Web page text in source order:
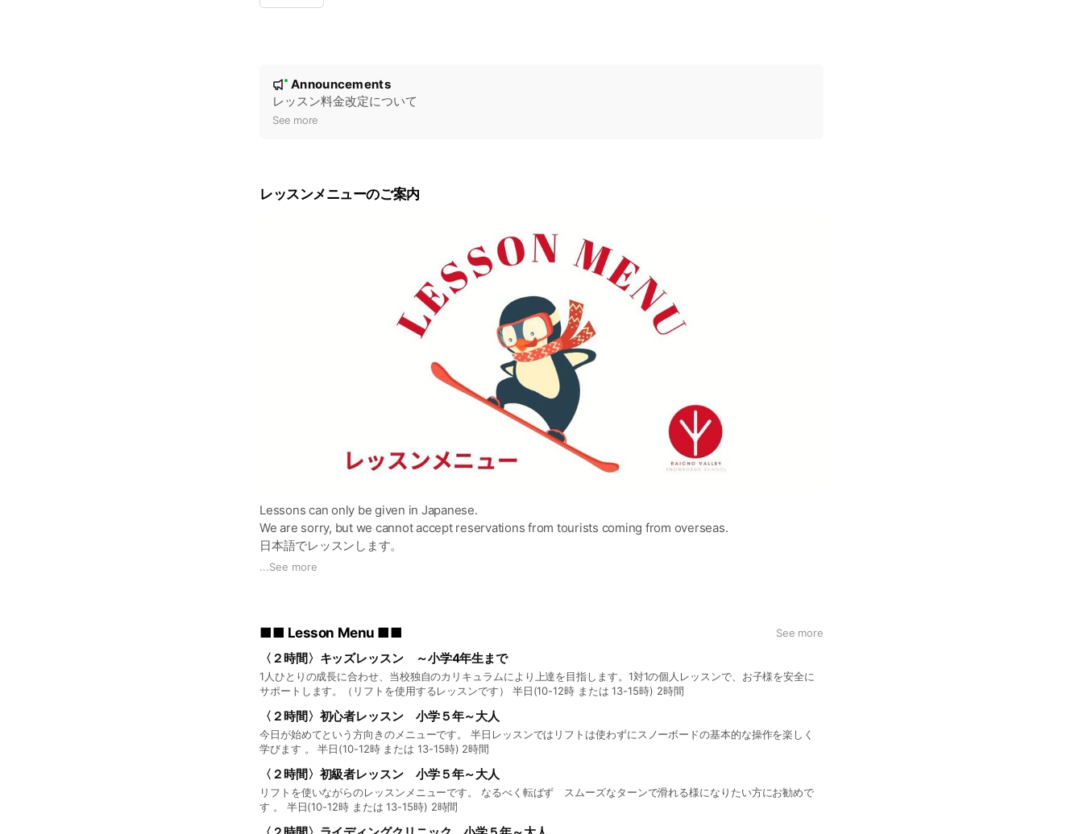
e
New
Announcements
レッスン料金改定について
See more
レッスンメニューのご案内
Lessons can only be given in Japanese.
We are sorry, but we cannot accept reservations from tourists coming from overseas.
日本語でレッスンします。
海外からお越しの観光客のレッスンは受付できません、ごめんなさい。
継続的なレッスンを実施する為 レッスン内容等を「お客様カルテ」にて無料継続管理いたします。
...See more
■■ Lesson Menu ■■ See more
〈２時間〉キッズレッスン ～小学4年生まで
1人ひとりの成長に合わせ、当校独自のカリキュラムにより上達を目指します。1対1の個人レッスンで、お子様を安全に
サポートします。（リフトを使用するレッスンです） 半日(10-12時 または 13-15時) 2時間
〈２時間〉初心者レッスン 小学５年～大人
今日が始めてという方向きのメニューです。 半日レッスンではリフトは使わずにスノーボードの基本的な操作を楽しく
学びます 。 半日(10-12時 または 13-15時) 2時間
〈２時間〉初級者レッスン 小学５年～大人
リフトを使いながらのレッスンメニューです。 なるべく転ばず スムーズなターンで滑れる様になりたい方にお勧めで
す 。 半日(10-12時 または 13-15時) 2時間